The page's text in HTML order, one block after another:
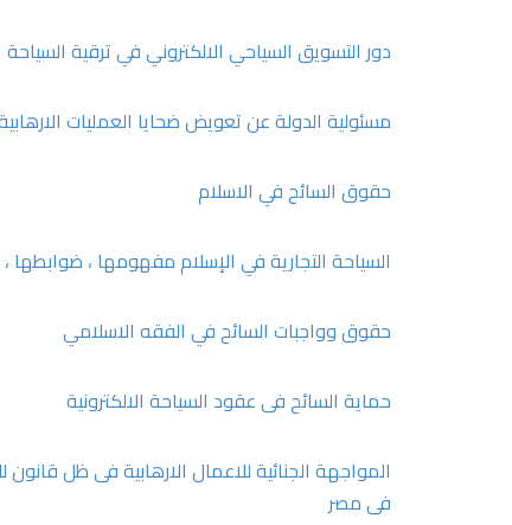
دور التسويق السياحي الالكتروني في ترقية السياحة
مسئولية الدولة عن تعويض ضحايا العمليات
حقوق السائح في الاسلام
السياحة التجارية في الإسلام مفهومها ، ضوابطها ،
حقوق وواجبات السائح في الفقه الاسلامي
حماية السائح فى عقود السياحة الالكترونية
المواجهة الجنائية للاعمال الارهابية فى ظل قانون
فى مصر